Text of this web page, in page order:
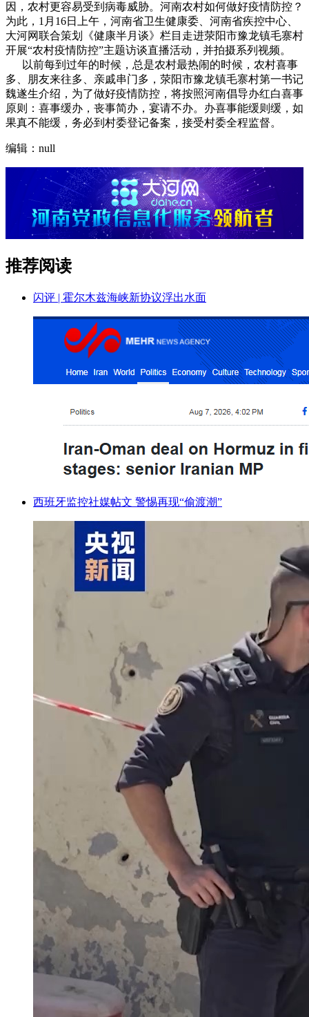
因，农村更容易受到病毒威胁。河南农村如何做好疫情防控？
为此，1月16日上午，河南省卫生健康委、河南省疾控中心、
大河网联合策划《健康半月谈》栏目走进荥阳市豫龙镇毛寨村
开展“农村疫情防控”主题访谈直播活动，并拍摄系列视频。
以前每到过年的时候，总是农村最热闹的时候，农村喜事
多、朋友来往多、亲戚串门多，荥阳市豫龙镇毛寨村第一书记
魏遂生介绍，为了做好疫情防控，将按照河南倡导办红白喜事
原则：喜事缓办，丧事简办，宴请不办。办喜事能缓则缓，如
果真不能缓，务必到村委登记备案，接受村委全程监督。
编辑：null
推荐阅读
闪评 | 霍尔木兹海峡新协议浮出水面
西班牙监控社媒帖文 警惕再现“偷渡潮”